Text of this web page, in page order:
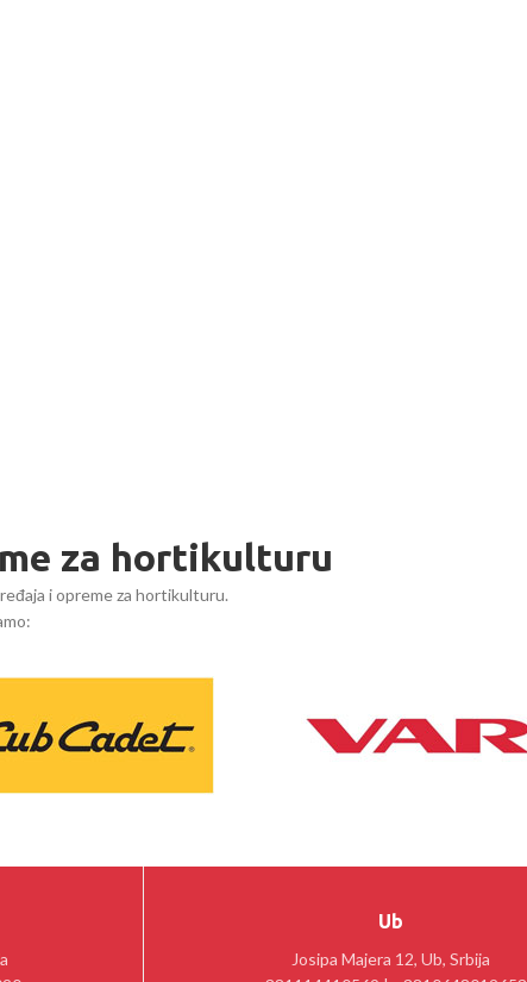
za hortikulturu
i opreme za hortikulturu.
Ub
Josipa Majera 12, Ub, Srbija